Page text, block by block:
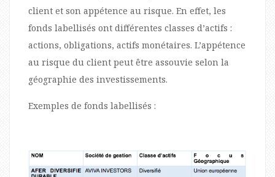
client et son appétence au risque. En effet, les
fonds labellisés ont différentes classes d’actifs :
actions, obligations, actifs monétaires. L’appétence
au risque du client peut être assouvie selon la
géographie des investissements.
Exemples de fonds labellisés :